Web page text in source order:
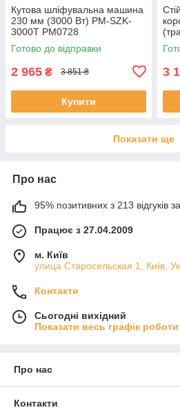
Кутова шліфувальна машина
230 мм (3000 Вт) PM-SZK-
3000T PM0728
Готово до відправки
2 965 ₴ 3 851 ₴
Купити
см
3
Показати ще
Про нас
95% позитивних з 213 відгуків
Працює з 27.04.2009
м. Київ
улица Старосельская 1, Київ,
Контакти
Сьогодні вихідний
Показати весь графік роботи
Про нас
Контакти